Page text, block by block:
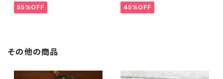
55%OFF 45%OFF
その他の商品